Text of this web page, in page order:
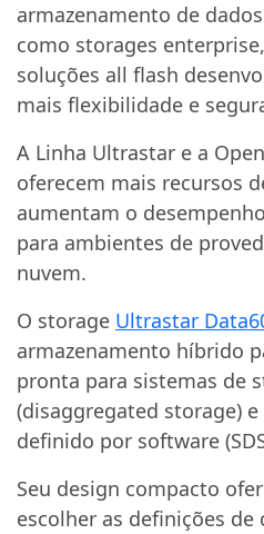
armazenamento de
como storages
soluções all flash
mais flexibilidade e
A Linha Ultrastar e a
oferecem mais recursos
aumentam o
para ambientes de
nuvem.
O storage Ultrastar
armazenamento híbrido
pronta para sistemas de
(disaggregated storage)
definido por software
Seu design compacto
escolher as definições de